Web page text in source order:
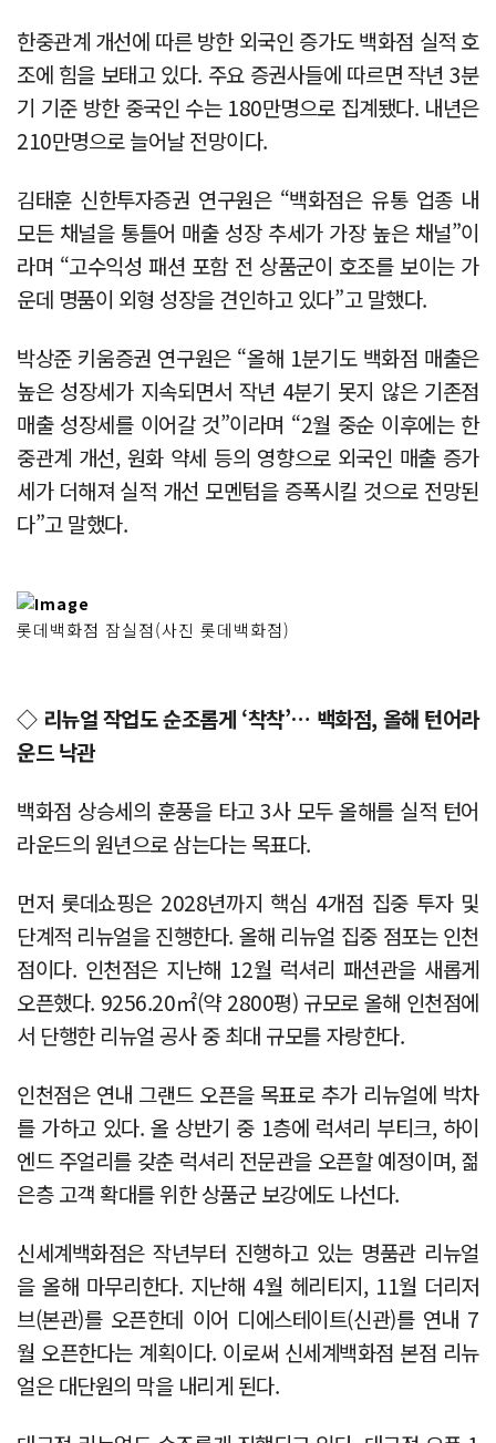
한중관계 개선에 따른 방한 외국인 증가도 백화점 실적 호
조에 힘을 보태고 있다. 주요 증권사들에 따르면 작년 3분
기 기준 방한 중국인 수는 180만명으로 집계됐다. 내년은
210만명으로 늘어날 전망이다.
김태훈 신한투자증권 연구원은 “백화점은 유통 업종 내
모든 채널을 통틀어 매출 성장 추세가 가장 높은 채널”이
라며 “고수익성 패션 포함 전 상품군이 호조를 보이는 가
운데 명품이 외형 성장을 견인하고 있다”고 말했다.
박상준 키움증권 연구원은 “올해 1분기도 백화점 매출은
높은 성장세가 지속되면서 작년 4분기 못지 않은 기존점
매출 성장세를 이어갈 것”이라며 “2월 중순 이후에는 한
중관계 개선, 원화 약세 등의 영향으로 외국인 매출 증가
세가 더해져 실적 개선 모멘텀을 증폭시킬 것으로 전망된
다”고 말했다.
롯데백화점 잠실점(사진 롯데백화점)
◇ 리뉴얼 작업도 순조롭게 ‘착착’… 백화점, 올해 턴어라
운드 낙관
백화점 상승세의 훈풍을 타고 3사 모두 올해를 실적 턴어
라운드의 원년으로 삼는다는 목표다.
먼저 롯데쇼핑은 2028년까지 핵심 4개점 집중 투자 및
단계적 리뉴얼을 진행한다. 올해 리뉴얼 집중 점포는 인천
점이다. 인천점은 지난해 12월 럭셔리 패션관을 새롭게
오픈했다. 9256.20㎡(약 2800평) 규모로 올해 인천점에
서 단행한 리뉴얼 공사 중 최대 규모를 자랑한다.
인천점은 연내 그랜드 오픈을 목표로 추가 리뉴얼에 박차
를 가하고 있다. 올 상반기 중 1층에 럭셔리 부티크, 하이
엔드 주얼리를 갖춘 럭셔리 전문관을 오픈할 예정이며, 젊
은층 고객 확대를 위한 상품군 보강에도 나선다.
신세계백화점은 작년부터 진행하고 있는 명품관 리뉴얼
을 올해 마무리한다. 지난해 4월 헤리티지, 11월 더리저
브(본관)를 오픈한데 이어 디에스테이트(신관)를 연내 7
월 오픈한다는 계획이다. 이로써 신세계백화점 본점 리뉴
얼은 대단원의 막을 내리게 된다.